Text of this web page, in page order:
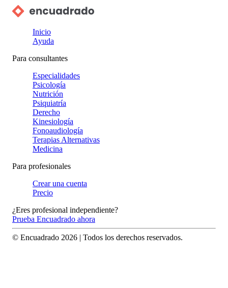
Inicio
Ayuda
Para consultantes
Especialidades
Psicología
Nutrición
Psiquiatría
Derecho
Kinesiología
Fonoaudiología
Terapias Alternativas
Medicina
Para profesionales
Crear una cuenta
Precio
¿Eres profesional independiente?
Prueba Encuadrado ahora
© Encuadrado 2026 | Todos los derechos reservados.